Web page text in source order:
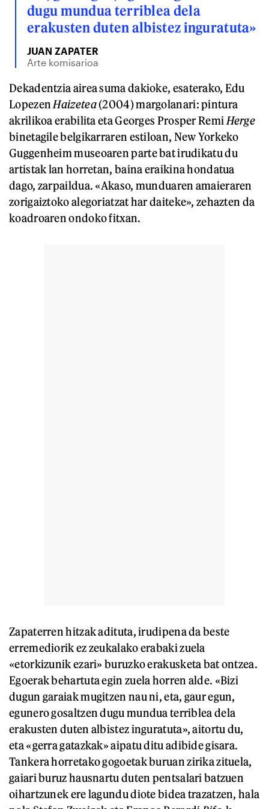
dugu mundua terriblea dela
erakusten duten albistez inguratuta»
JUAN ZAPATER
Arte komisarioa
Dekadentzia airea suma dakioke, esaterako, Edu
Lopezen Haizetea(2004) margolanari: pintura
akrilikoa erabilita eta Georges Prosper Remi Herge
binetagile belgikarraren estiloan, New Yorkeko
Guggenheim museoaren parte bat irudikatu du
artistak lan horretan, baina eraikina hondatua
dago, zarpaildua. «Akaso, munduaren amaieraren
zorigaiztoko alegoriatzat har daiteke», zehazten da
koadroaren ondoko fitxan.
Zapaterren hitzak adituta, irudipena da beste
erremediorik ez zeukalako erabaki zuela
«etorkizunik ezari» buruzko erakusketa bat ontzea.
Egoerak behartuta egin zuela horren alde. «Bizi
dugun garaiak mugitzen nau ni, eta, gaur egun,
egunero gosaltzen dugu mundua terriblea dela
erakusten duten albistez inguratuta», aitortu du,
eta «gerra gatazkak» aipatu ditu adibide gisara.
Tankera horretako gogoetak buruan zirika zituela,
gaiari buruz hausnartu duten pentsalari batzuen
oihartzunek ere lagundu diote bidea trazatzen, hala